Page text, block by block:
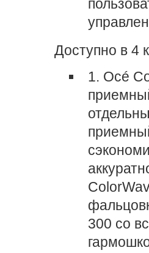
Доступно в 4
1. Océ
300 со